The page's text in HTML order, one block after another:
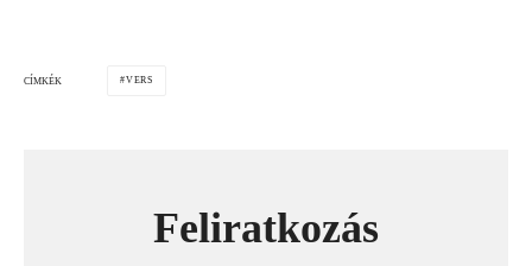
CÍMKÉK VERS
Feliratkozás